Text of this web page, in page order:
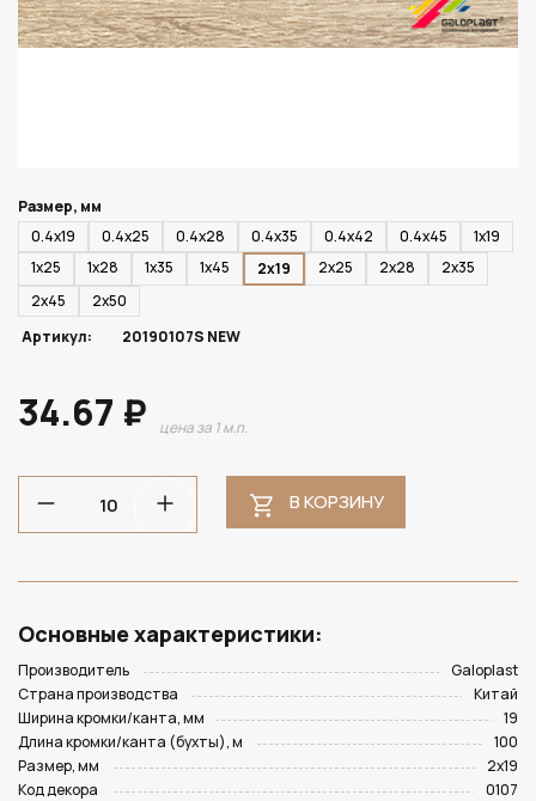
Размер, мм
0.4х19
0.4х25 0.4х28 0.4х35 0.4х42 0.4х45
1х19
1х25
1х28 1х35 1х45 2х19 2х25 2х28
2х35
2х45
2х50
Артикул:
20190107S NEW
34.67 ₽ цена за 1 м.п.
В КОРЗИНУ
Основные характеристики:
Производитель
Galoplast
Страна производства
Китай
Ширина кромки/канта, мм
19
Длина кромки/канта (бухты), м
100
Размер, мм
2х19
Код декора
0107